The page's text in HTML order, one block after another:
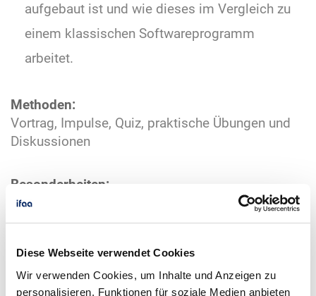
Diese Webseite verwendet Cookies
Wir verwenden Cookies, um Inhalte und Anzeigen zu
personalisieren, Funktionen für soziale Medien anbieten
aufgebaut ist und wie dieses im Vergleich zu
einem klassischen Softwareprogramm
arbeitet.
Methoden:
Vortrag, Impulse, Quiz, praktische Übungen und
Diskussionen
Besonderheiten:
Das Seminar befasst sich mit KI-Methoden des
maschinellen Lernens. Generative KI,
behandelt. Bringen Sie bitte Ihr eigenes WLAN-
fähiges Notebook inkl. aktuellem Internetbrowser